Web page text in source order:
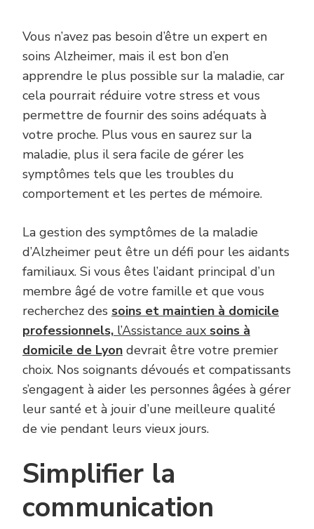
Vous n’avez pas besoin d’être un expert en
soins Alzheimer, mais il est bon d’en
apprendre le plus possible sur la maladie, car
cela pourrait réduire votre stress et vous
permettre de fournir des soins adéquats à
votre proche. Plus vous en saurez sur la
maladie, plus il sera facile de gérer les
symptômes tels que les troubles du
comportement et les pertes de mémoire.
La gestion des symptômes de la maladie
d’Alzheimer peut être un défi pour les aidants
familiaux. Si vous êtes l’aidant principal d’un
membre âgé de votre famille et que vous
recherchez des soins et maintien à domicile
professionnels, l’Assistance aux soins à
domicile de Lyon devrait être votre premier
choix. Nos soignants dévoués et compatissants
s’engagent à aider les personnes âgées à gérer
leur santé et à jouir d’une meilleure qualité
de vie pendant leurs vieux jours.
Simplifier la
communication